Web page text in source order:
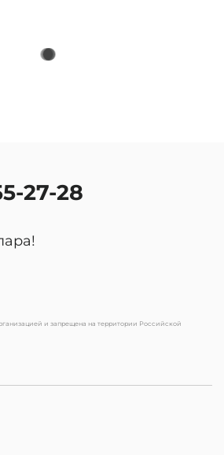
27-28
и запрещена на территории Российской